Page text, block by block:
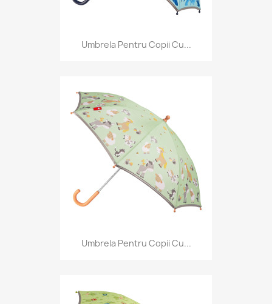
Umbrela Pentru Copii Cu...
Umbrela Pentru Copii Cu...